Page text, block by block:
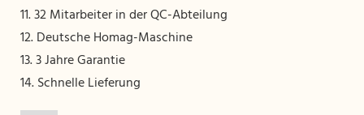
11. 32 Mitarbeiter in der QC-Abteilung
12. Deutsche Homag-Maschine
13. 3 Jahre Garantie
14. Schnelle Lieferung